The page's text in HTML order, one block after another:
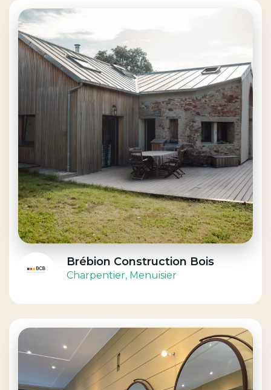
Brébion Construction Bois
Charpentier, Menuisier